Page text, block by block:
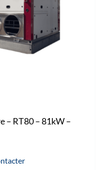
– RT80 – 81kW –